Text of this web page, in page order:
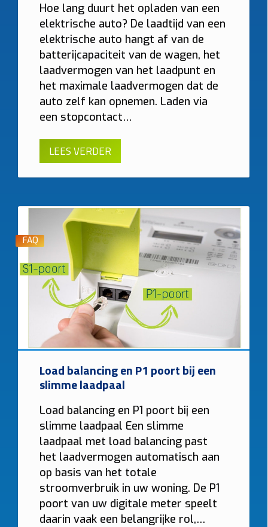
Hoe lang duurt het opladen van een
elektrische auto? De laadtijd van een
elektrische auto hangt af van de
batterijcapaciteit van de wagen, het
laadvermogen van het laadpunt en
het maximale laadvermogen dat de
auto zelf kan opnemen. Laden via
een stopcontact…
LEES VERDER
FAQ
Load balancing en P1 poort bij een
slimme laadpaal
Load balancing en P1 poort bij een
slimme laadpaal Een slimme
laadpaal met load balancing past
het laadvermogen automatisch aan
op basis van het totale
stroomverbruik in uw woning. De P1
poort van uw digitale meter speelt
daarin vaak een belangrijke rol,…